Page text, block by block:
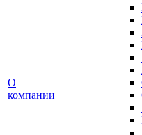
О
компании